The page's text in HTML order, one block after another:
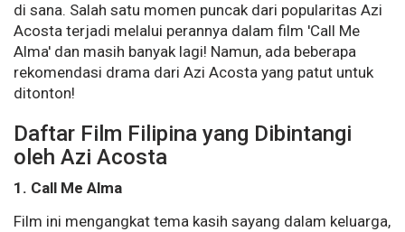
di sana. Salah satu momen puncak dari popularitas Azi
Acosta terjadi melalui perannya dalam film 'Call Me
Alma' dan masih banyak lagi! Namun, ada beberapa
rekomendasi drama dari Azi Acosta yang patut untuk
ditonton!
Daftar Film Filipina yang Dibintangi
oleh Azi Acosta
1. Call Me Alma
Film ini mengangkat tema kasih sayang dalam keluarga,